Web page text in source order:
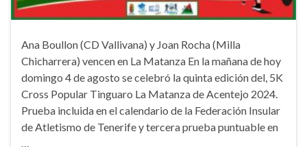
Ana Boullon (CD Vallivana) y Joan Rocha (Milla
Chicharrera) vencen en La Matanza En la mañana de hoy
domingo 4 de agosto se celebró la quinta edición del, 5K
Cross Popular Tinguaro La Matanza de Acentejo 2024.
Prueba incluida en el calendario de la Federación Insular
de Atletismo de Tenerife y tercera prueba puntuable en